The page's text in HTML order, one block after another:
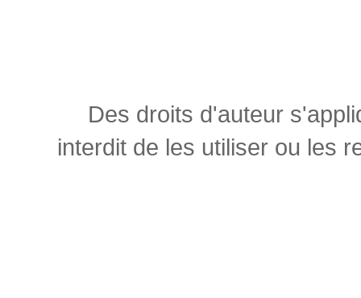
Des droits d'auteur
interdit de les utiliser ou les